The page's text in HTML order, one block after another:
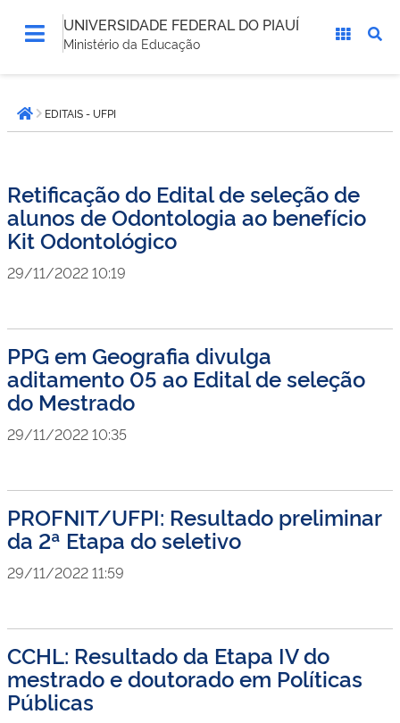
UNIVERSIDADE FEDERAL DO PIAUÍ
Ministério da Educação
está
aqui:Página inicial
EDITAIS - UFPI
Retificação do Edital de seleção de
alunos de Odontologia ao benefício
Kit Odontológico
29/11/2022 10:19
PPG em Geografia divulga
aditamento 05 ao Edital de seleção
do Mestrado
29/11/2022 10:35
PROFNIT/UFPI: Resultado preliminar
da 2ª Etapa do seletivo
29/11/2022 11:59
CCHL: Resultado da Etapa IV do
mestrado e doutorado em Políticas
Públicas